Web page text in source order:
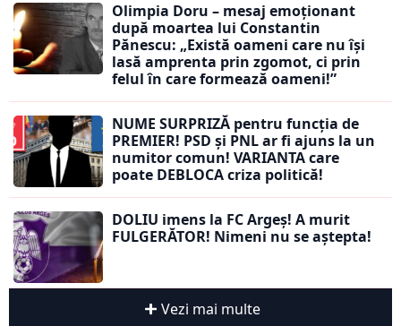
Olimpia Doru – mesaj emoționant
după moartea lui Constantin
Pănescu: „Există oameni care nu își
lasă amprenta prin zgomot, ci prin
felul în care formează oameni!”
NUME SURPRIZĂ pentru funcția de
PREMIER! PSD și PNL ar fi ajuns la un
numitor comun! VARIANTA care
poate DEBLOCA criza politică!
DOLIU imens la FC Argeș! A murit
FULGERĂTOR! Nimeni nu se aștepta!
Vezi mai multe